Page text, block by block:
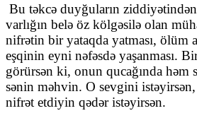
Bu təkcə duyğuların
varlığın belə öz kölgəsilə olan
nifrətin bir yataqda yatması, ölüm
eşqinin eyni nəfəsdə yaşanması.
görürsən ki, onun qucağında həm
sənin məhvin. O sevgini
nifrət etdiyin qədər istəyirsən.